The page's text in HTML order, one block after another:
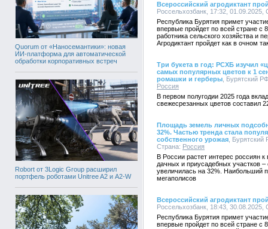
Quorum от «Наносемантики»: новая
ИИ-платформа для автоматической
обработки корпоративных встреч
Robort от 3Logic Group расширил
портфель роботами Unitree A2 и A2-W
Всероссийский агродиктант
Россельхозбанк, 17:32, 01.09.2025,
Республика Бурятия примет
впервые пройдет по всей стране с
работника сельского хозяйства и
Агродиктант пройдет как в очном
Три букета в год: РСХБ изучил
самых популярных цветов к 1
ромашки и герберы , Бурятский
Россия
В первом полугодии 2025 года
свежесрезанных цветов составил
Площадь земель личных
32%. Частью тренда стала
собственного урожая ,
Страна: Россия
В России растет интерес россиян
дачных и приусадебных участков
увеличилась на 32%. Наибольший
мегаполисов
Всероссийский агродиктант
Россельхозбанк, 18:43, 30.08.2025,
Республика Бурятия примет
впервые пройдет по всей стране с